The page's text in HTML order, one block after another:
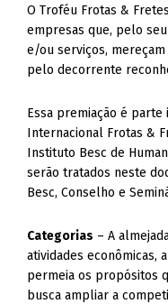
O Troféu Frotas &
empresas que, pelo
e/ou serviços,
pelo decorrente
Essa premiação é
Internacional Frotas &
Instituto Besc de
serão tratados neste
Besc, Conselho e
Categorias – A
atividades econômicas,
permeia os propósitos
busca ampliar a